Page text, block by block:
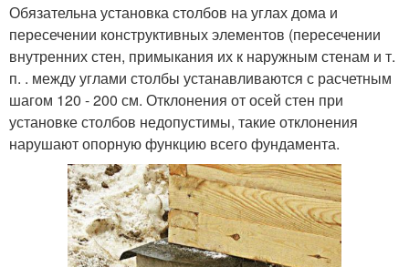
Обязательна установка столбов на углах дома и
пересечении конструктивных элементов (пересечении
внутренних стен, примыкания их к наружным стенам и т.
п. . между углами столбы устанавливаются с расчетным
шагом 120 - 200 см. Отклонения от осей стен при
установке столбов недопустимы, такие отклонения
нарушают опорную функцию всего фундамента.